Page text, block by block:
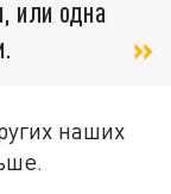
или одна
наших